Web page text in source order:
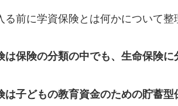
る前に学資保険とは何かについて整
は保険の分類の中でも、生命保険に
は子どもの教育資金のための貯蓄型